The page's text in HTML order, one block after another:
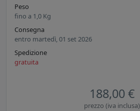
Peso
fino a 1,0 Kg
Consegna
entro martedì, 01 set 2026
Spedizione
gratuita
188,00 €
prezzo (iva inclusa)